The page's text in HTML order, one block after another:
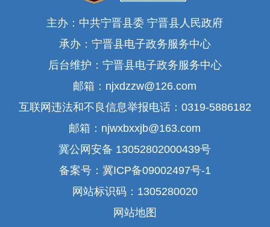
主办：中共宁晋县委 宁晋县人民政府
承办：宁晋县电子政务服务中心
后台维护：宁晋县电子政务服务中心
邮箱：njxdzzw@126.com
互联网违法和不良信息举报电话：0319-5886182
邮箱：njwxbxxjb@163.com
冀公网安备 13052802000439号
备案号：冀ICP备09002497号-1
网站标识码：1305280020
网站地图